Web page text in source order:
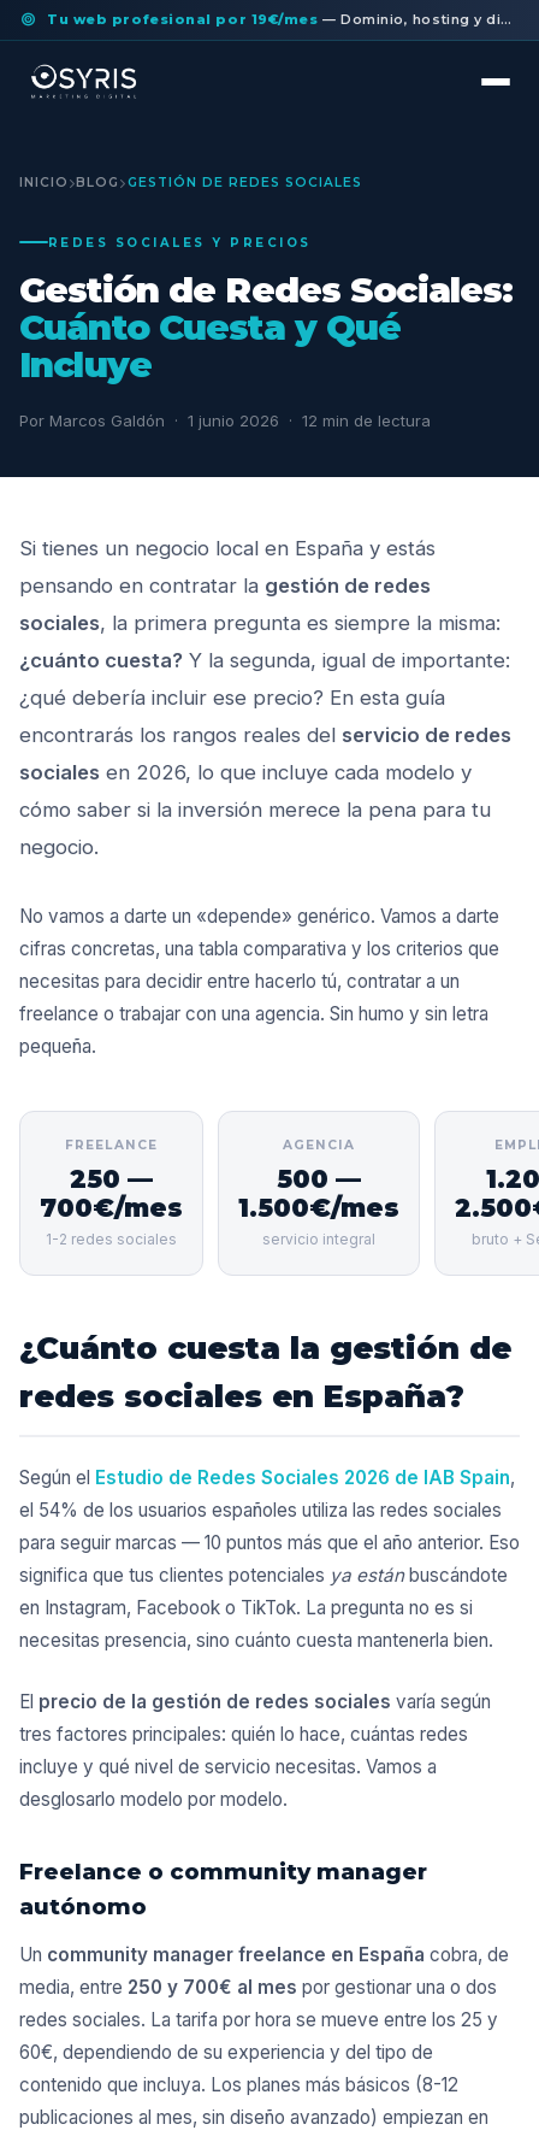
Tu web profesional por 19€/mes — Dominio, hosting y diseño a medida incluidos. Sin permanencia.
INICIO BLOG GESTIÓN DE REDES SOCIALES
REDES SOCIALES Y PRECIOS
Gestión de Redes Sociales:
Cuánto Cuesta y Qué
Incluye
Por Marcos Galdón · 1 junio 2026 · 12 min de lectura
Si tienes un negocio local en España y estás
pensando en contratar la gestión de redes
sociales, la primera pregunta es siempre la misma:
¿cuánto cuesta? Y la segunda, igual de importante:
¿qué debería incluir ese precio? En esta guía
encontrarás los rangos reales del servicio de redes
sociales en 2026, lo que incluye cada modelo y
cómo saber si la inversión merece la pena para tu
negocio.
No vamos a darte un «depende» genérico. Vamos a darte
cifras concretas, una tabla comparativa y los criterios que
necesitas para decidir entre hacerlo tú, contratar a un
freelance o trabajar con una agencia. Sin humo y sin letra
pequeña.
FREELANCE
250 —
700€/mes
1-2 redes sociales
AGENCIA
500 —
1.500€/mes
servicio integral bruto +
¿Cuánto cuesta la gestión de
redes sociales en España?
Según el Estudio de Redes Sociales 2026 de IAB Spain,
el 54% de los usuarios españoles utiliza las redes sociales
para seguir marcas — 10 puntos más que el año anterior. Eso
significa que tus clientes potenciales ya estánbuscándote
en Instagram, Facebook o TikTok. La pregunta no es si
necesitas presencia, sino cuánto cuesta mantenerla bien.
El precio de la gestión de redes sociales varía según
tres factores principales: quién lo hace, cuántas redes
incluye y qué nivel de servicio necesitas. Vamos a
desglosarlo modelo por modelo.
Freelance o community manager
autónomo
Un community manager freelance en España cobra, de
media, entre 250 y 700€ al mes por gestionar una o dos
redes sociales. La tarifa por hora se mueve entre los 25 y
60€, dependiendo de su experiencia y del tipo de
contenido que incluya. Los planes más básicos (8-12
publicaciones al mes, sin diseño avanzado) empiezan en